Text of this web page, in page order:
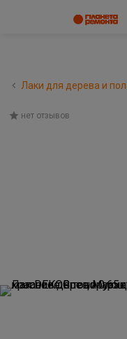
Лаки для дерева и
нет отзывов